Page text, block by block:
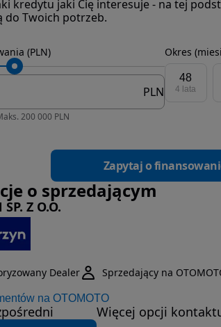
kredytu jaki Cię interesuje - na tej
do Twoich potrzeb.
(PLN)
PLN
200 000 PLN
Okres
48
4 lata
Zapytaj o
o sprzedającym
Z O.O.
Dealer Sprzedający na
na OTOMOTO
Więcej opcji